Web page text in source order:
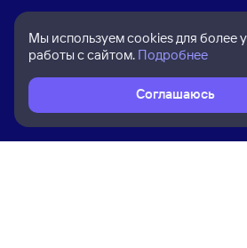
Мы используем cookies для более
работы с сайтом. Подробнее
Соглашаюсь